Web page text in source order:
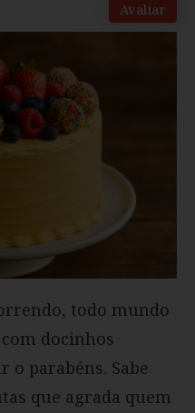
Avaliar
todo mundo
docinhos
o parabéns. Sabe
que agrada quem